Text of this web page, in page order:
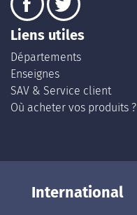
Liens utiles
Départements
Enseignes
SAV & Service client
Où acheter vos produits ?
International